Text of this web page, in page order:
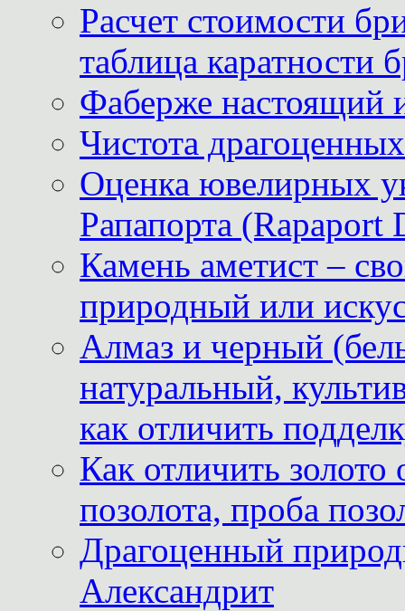
Расчет стоимости
таблица каратности
Фаберже настоящий
Чистота
Оценка ювелирных
Рапапорта (Rapaport
Камень аметист –
природный или
Алмаз и черный
натуральный,
как отличить
Как отличить
позолота, проба
Драгоценный
Александрит